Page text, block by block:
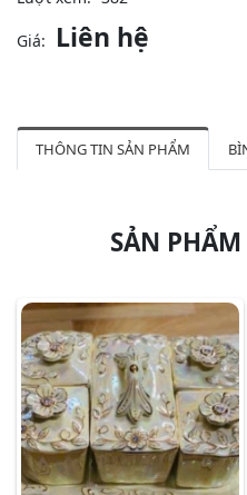
Giá: Liên hệ
THÔNG TIN SẢN PHẨM
SẢN